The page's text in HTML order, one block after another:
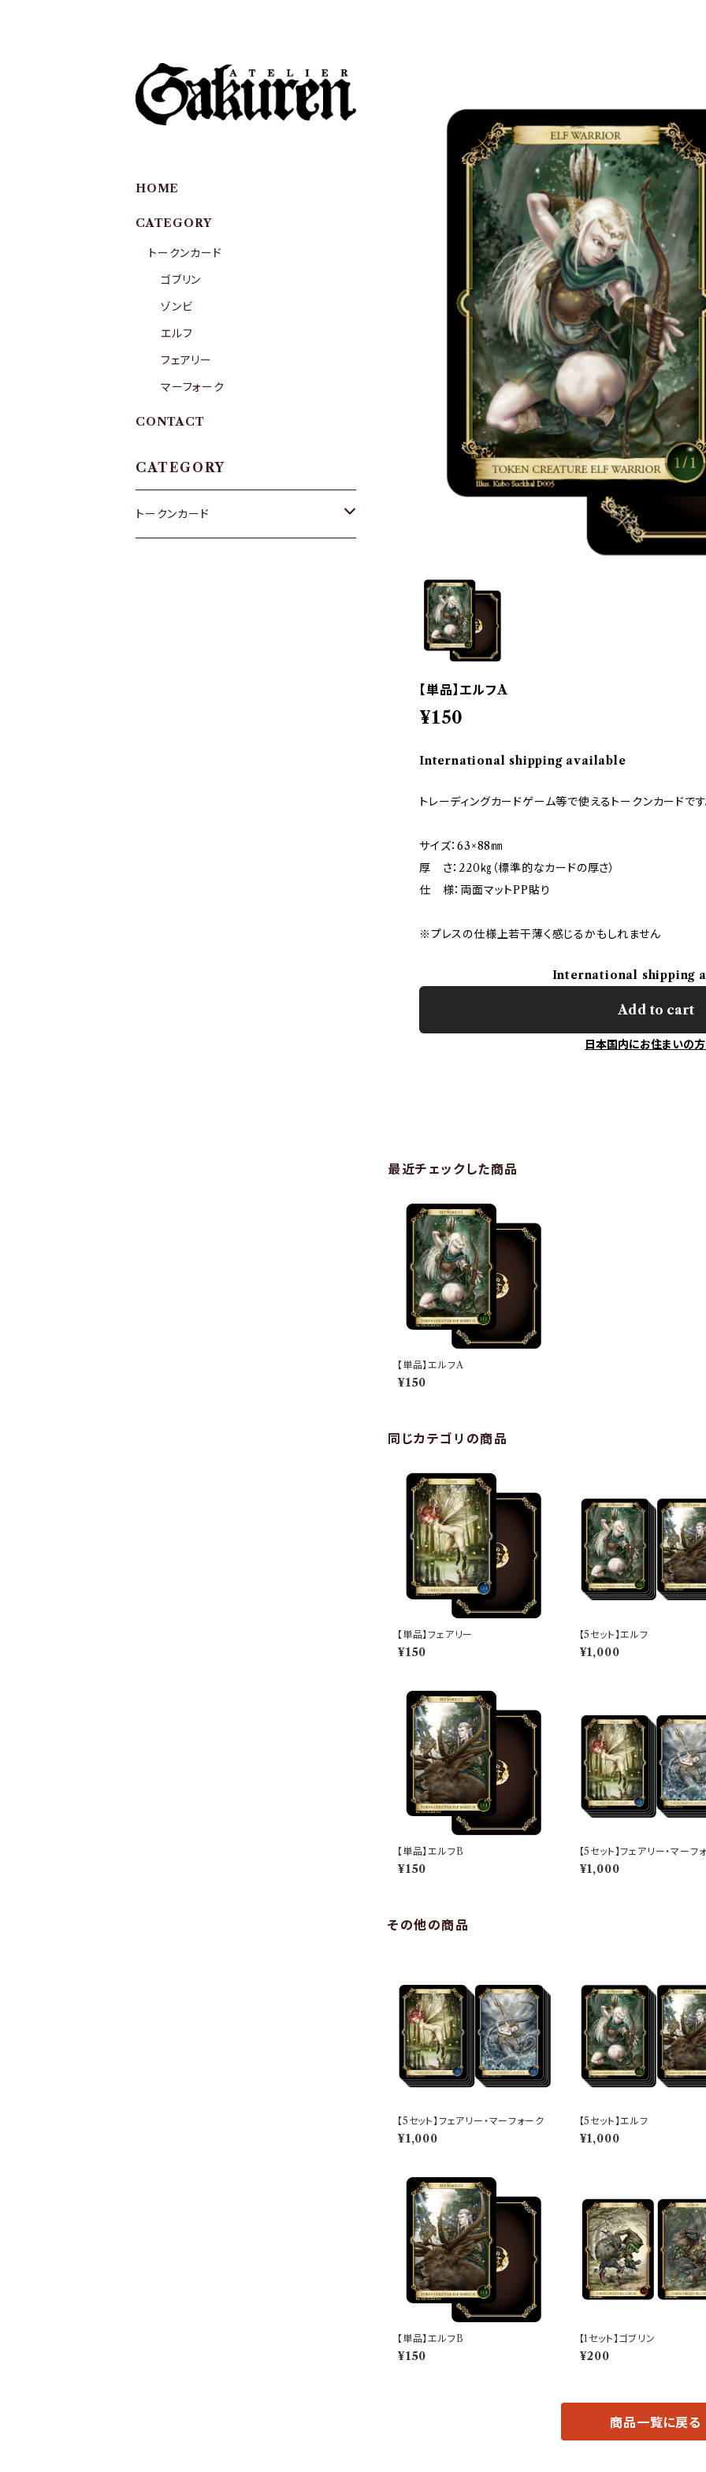
【単品】エルフA
¥150
International shipping available
トレーディングカードゲーム等で使えるトークンカードです
サイズ：63×88㎜
厚 さ：220㎏（標準的なカードの厚さ）
仕 様：両面マットPP貼り
※プレスの仕様上若干薄く感じるかもしれません
International shipping
Add to cart
日本国内にお住まいの
最近チェックした商品
【単品】エルフA
¥150
同じカテゴリの商品
【単品】フェアリー
¥150
【5セット】エルフ
¥1,000
【単品】エルフB
¥150
【5セット】フェアリー・マーフ
¥1,000
その他の商品
【5セット】フェアリー・マーフォーク
¥1,000
【5セット】エルフ
¥1,000
【単品】エルフB
¥150
【1セット】ゴブリン
¥200
商品一覧に戻る
HOME
CATEGORY
トークンカード
ゴブリン
ゾンビ
エルフ
フェアリー
マーフォーク
CONTACT
CATEGORY
トークンカード